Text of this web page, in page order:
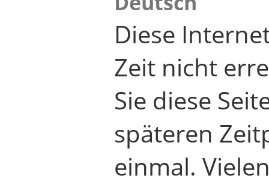
Diese
Zeit nicht
Sie diese
späteren
einmal.